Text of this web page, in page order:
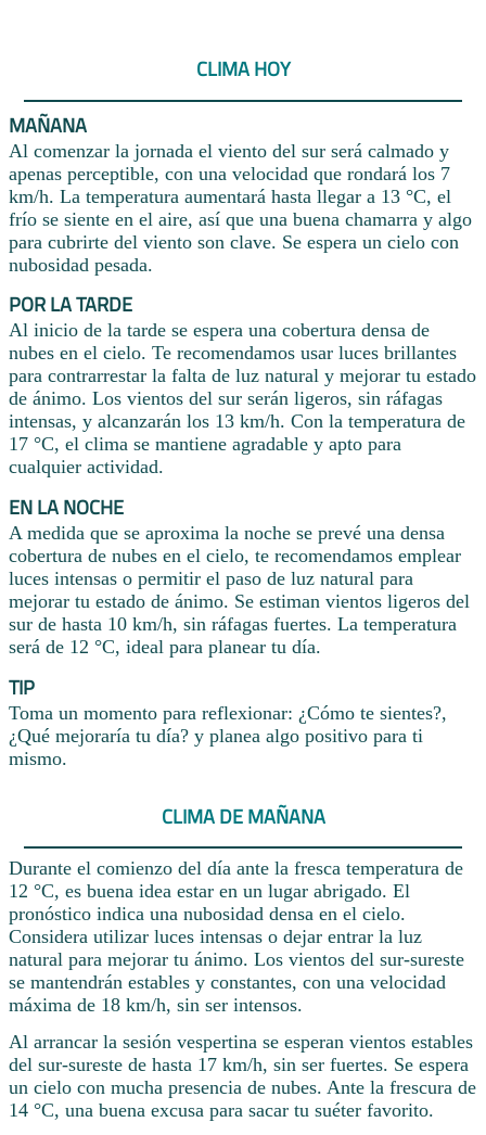
CLIMA HOY
MAÑANA
Al comenzar la jornada el viento del sur será calmado y
apenas perceptible, con una velocidad que rondará los 7
km/h. La temperatura aumentará hasta llegar a 13 °C, el
frío se siente en el aire, así que una buena chamarra y algo
para cubrirte del viento son clave. Se espera un cielo con
nubosidad pesada.
POR LA TARDE
Al inicio de la tarde se espera una cobertura densa de
nubes en el cielo. Te recomendamos usar luces brillantes
para contrarrestar la falta de luz natural y mejorar tu estado
de ánimo. Los vientos del sur serán ligeros, sin ráfagas
intensas, y alcanzarán los 13 km/h. Con la temperatura de
17 °C, el clima se mantiene agradable y apto para
cualquier actividad.
EN LA NOCHE
A medida que se aproxima la noche se prevé una densa
cobertura de nubes en el cielo, te recomendamos emplear
luces intensas o permitir el paso de luz natural para
mejorar tu estado de ánimo. Se estiman vientos ligeros del
sur de hasta 10 km/h, sin ráfagas fuertes. La temperatura
será de 12 °C, ideal para planear tu día.
TIP
Toma un momento para reflexionar: ¿Cómo te sientes?,
¿Qué mejoraría tu día? y planea algo positivo para ti
mismo.
CLIMA DE MAÑANA
Durante el comienzo del día ante la fresca temperatura de
12 °C, es buena idea estar en un lugar abrigado. El
pronóstico indica una nubosidad densa en el cielo.
Considera utilizar luces intensas o dejar entrar la luz
natural para mejorar tu ánimo. Los vientos del sur-sureste
se mantendrán estables y constantes, con una velocidad
máxima de 18 km/h, sin ser intensos.
Al arrancar la sesión vespertina se esperan vientos estables
del sur-sureste de hasta 17 km/h, sin ser fuertes. Se espera
un cielo con mucha presencia de nubes. Ante la frescura de
14 °C, una buena excusa para sacar tu suéter favorito.